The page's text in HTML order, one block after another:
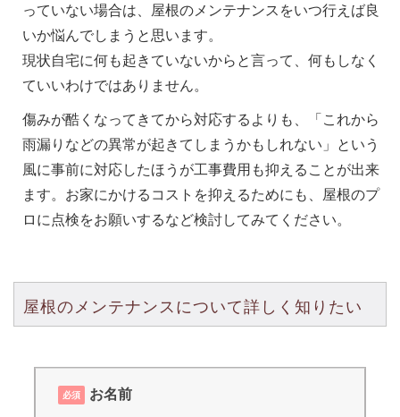
っていない場合は、屋根のメンテナンスをいつ行えば良
いか悩んでしまうと思います。
現状自宅に何も起きていないからと言って、何もしなく
ていいわけではありません。
傷みが酷くなってきてから対応するよりも、「これから
雨漏りなどの異常が起きてしまうかもしれない」という
風に事前に対応したほうが工事費用も抑えることが出来
ます。お家にかけるコストを抑えるためにも、屋根のプ
ロに点検をお願いするなど検討してみてください。
屋根のメンテナンスについて詳しく知りたい
必須 お名前